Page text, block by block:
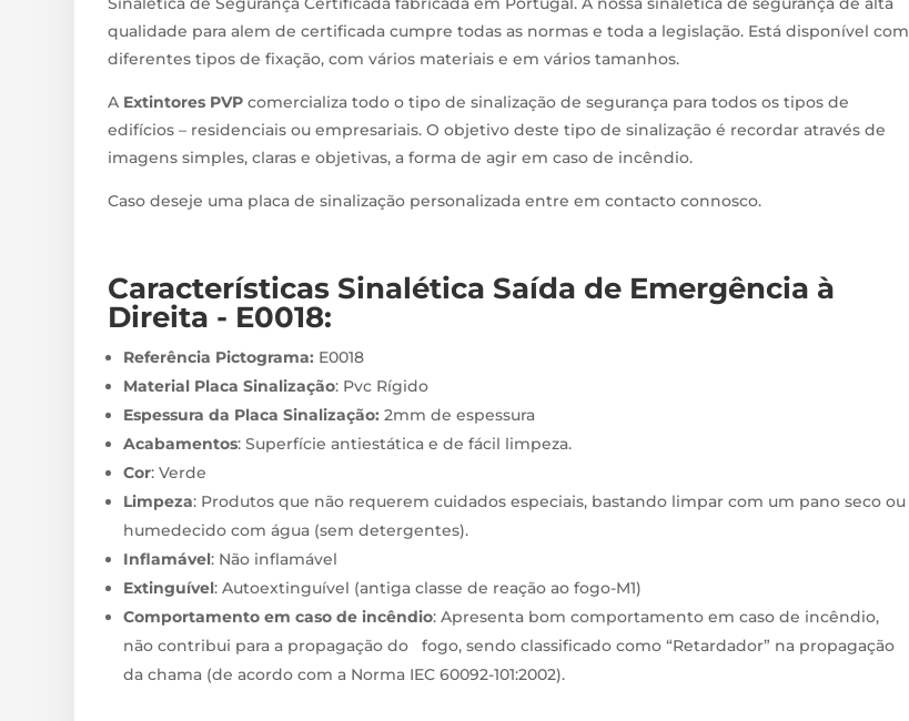
qualidade para alem de certificada cumpre todas as normas e toda a legislação. Está disponível com
diferentes tipos de fixação, com vários materiais e em vários tamanhos.
A Extintores PVP comercializa todo o tipo de sinalização de segurança para todos os tipos de
edifícios – residenciais ou empresariais. O objetivo deste tipo de sinalização é recordar através de
imagens simples, claras e objetivas, a forma de agir em caso de incêndio.
Caso deseje uma placa de sinalização personalizada entre em contacto connosco.
Características Sinalética Saída de Emergência à
Direita - E0018:
Referência Pictograma: E0018
Material Placa Sinalização: Pvc Rígido
Espessura da Placa Sinalização: 2mm de espessura
Acabamentos: Superfície antiestática e de fácil limpeza.
Cor: Verde
Limpeza: Produtos que não requerem cuidados especiais, bastando limpar com um pano seco ou
humedecido com água (sem detergentes).
Inflamável: Não inflamável
Extinguível: Autoextinguível (antiga classe de reação ao fogo-M1)
Comportamento em caso de incêndio: Apresenta bom comportamento em caso de incêndio,
não contribui para a propagação do fogo, sendo classificado como “Retardador” na propagação
da chama (de acordo com a Norma IEC 60092-101:2002).